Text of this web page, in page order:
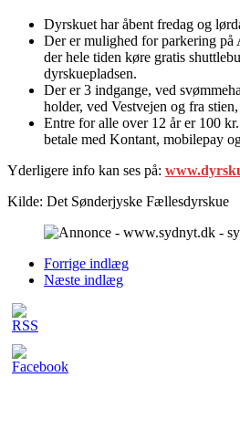
Dyrskuet har åbent fredag og
Der er mulighed for parkering på
der hele tiden køre gratis
dyrskuepladsen.
Der er 3 indgange, ved
holder, ved Vestvejen og fra
Entre for alle over 12 år er 100
betale med Kontant, mobilepay
Yderligere info kan ses på:
Kilde: Det Sønderjyske Fællesdyrskue
Forrige indlæg
Næste indlæg